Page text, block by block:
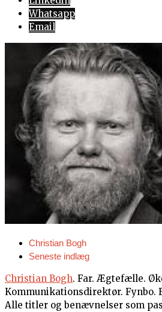
Whatsapp
Email
Christian Bogh
Seneste indlæg
Christian Bogh. Far. Ægtefælle.
Kommunikationsdirektør. Fynbo.
Alle titler og benævnelser som